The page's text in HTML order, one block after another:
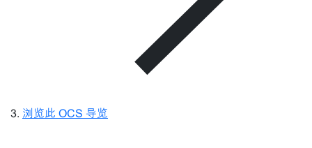
浏览此 OCS 导览